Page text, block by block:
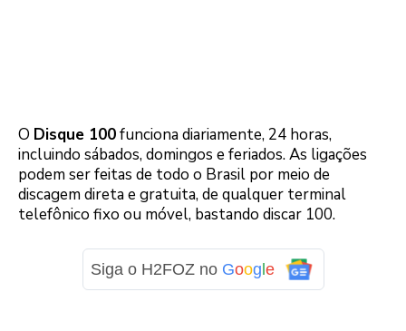
O Disque 100funciona diariamente, 24 horas,
incluindo sábados, domingos e feriados. As ligações
podem ser feitas de todo o Brasil por meio de
discagem direta e gratuita, de qualquer terminal
telefônico fixo ou móvel, bastando discar 100.
Siga o H2FOZ no Google